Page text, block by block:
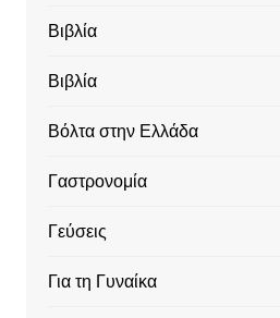
Βιβλία
Βιβλία
Βόλτα στην Ελλάδα
Γαστρονομία
Γεύσεις
Για τη Γυναίκα